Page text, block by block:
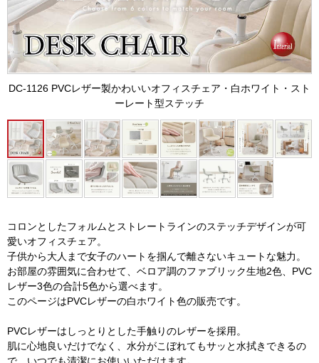
DC-1126 PVCレザー製かわいいオフィスチェア・白ホワイト・スト
ーレート型ステッチ
コロンとしたフォルムとストレートラインのステッチデザインが可
愛いオフィスチェア。
子供から大人まで女子のハートを掴んで離さないキュートな魅力。
お部屋の雰囲気に合わせて、ベロア調のファブリック生地2色、PVC
レザー3色の合計5色から選べます。
このページはPVCレザーの白ホワイト色の販売です。
PVCレザーはしっとりとした手触りのレザーを採用。
肌に心地良いだけでなく、水分がこぼれてもサッと水拭きできるの
で、いつでも清潔にお使いいただけます。